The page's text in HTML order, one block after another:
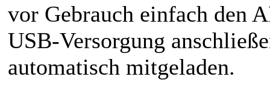
vor Gebrauch einfach den
USB-Versorgung
automatisch mitgeladen.